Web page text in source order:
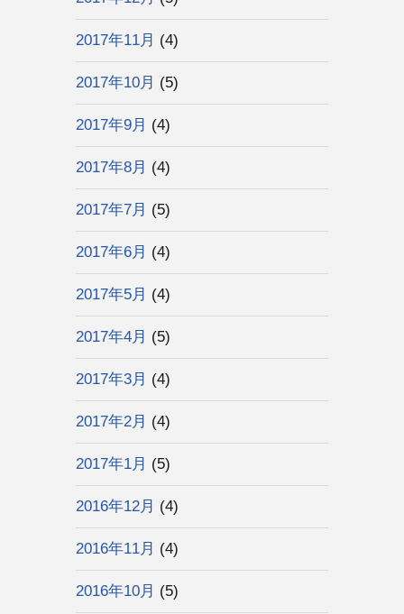
2017年11月 (4)
2017年10月 (5)
2017年9月 (4)
2017年8月 (4)
2017年7月 (5)
2017年6月 (4)
2017年5月 (4)
2017年4月 (5)
2017年3月 (4)
2017年2月 (4)
2017年1月 (5)
2016年12月 (4)
2016年11月 (4)
2016年10月 (5)